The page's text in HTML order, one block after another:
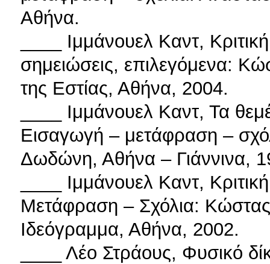
Αθήνα.
____ Ιμμάνουελ Καντ,
σημειώσεις, επιλεγόμενα:
της Εστίας, Αθήνα, 2004.
____ Ιμμάνουελ Καντ, Τα
Εισαγωγή – μετάφραση –
Δωδώνη, Αθήνα – Γιάννινα,
____ Ιμμάνουελ Καντ,
Μετάφραση – Σχόλια:
Ιδεόγραμμα, Αθήνα, 2002.
____ Λέο Στράους, Φυσικό